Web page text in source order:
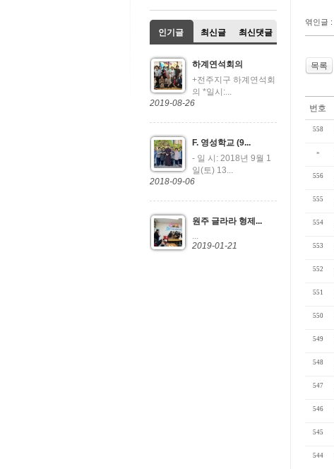
엮인글 :
목록
번호
558
»
556
555
554
553
552
551
550
549
548
547
546
545
544
인기글 최신글 최신댓글
하계연석회의
+전주지구 하계연석회
의 *일시:...
2019-08-26
F. 영성학교 (9...
- 일 시: 2018년 9월 1
일(토) 13...
2018-09-06
원주 글라라 형제...
...
2019-01-21